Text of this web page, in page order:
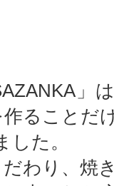
」
ることだ
た。
わり、焼